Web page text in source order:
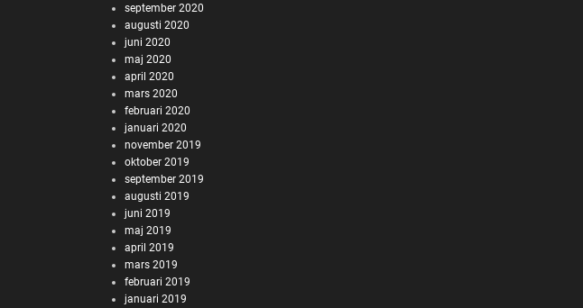
september 2020
augusti 2020
juni 2020
maj 2020
april 2020
mars 2020
februari 2020
januari 2020
november 2019
oktober 2019
september 2019
augusti 2019
juni 2019
maj 2019
april 2019
mars 2019
februari 2019
januari 2019